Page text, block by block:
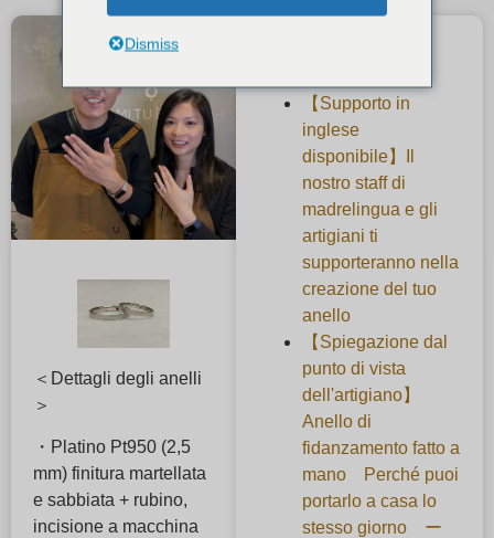
＜Dettagli degli anelli
＞
・Platino Pt950 (2,5
mm) finitura martellata
e sabbiata + rubino,
incisione a macchina
【Supporto in
inglese
disponibile】Il
nostro staff di
madrelingua e gli
artigiani ti
supporteranno nella
creazione del tuo
anello
【Spiegazione dal
punto di vista
dell'artigiano】
Anello di
fidanzamento fatto a
mano Perché puoi
portarlo a casa lo
stesso giorno ー
Dismiss